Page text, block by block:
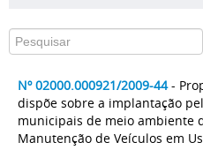
Nº 02000.000921/2009-44 -
dispõe sobre a implantação
municipais de meio ambiente
Manutenção de Veículos em